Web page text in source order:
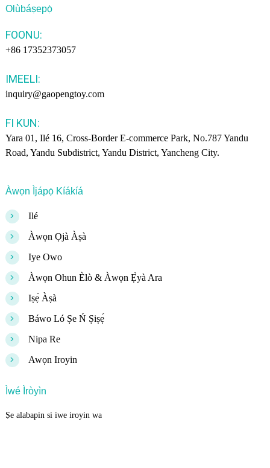
Olùbáṣepọ̀
FOONU:
+86 17352373057
IMEELI:
inquiry@gaopengtoy.com
FI KUN:
Yara 01, Ilé 16, Cross-Border E-commerce Park, No.787 Yandu
Road, Yandu Subdistrict, Yandu District, Yancheng City.
Àwọn Ìjápọ̀ Kíákíá
> Ilé
> Àwọn Ọjà Àṣà
> Iye Owo
> Àwọn Ohun Èlò & Àwọn Ẹ̀yà Ara
> Iṣẹ́ Àṣà
> Báwo Ló Ṣe Ń Ṣiṣẹ́
> Nipa Re
> Awọn Iroyin
Ìwé Ìròyìn
Ṣe alabapin si iwe iroyin wa